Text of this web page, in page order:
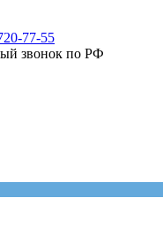
77-55
звонок по РФ